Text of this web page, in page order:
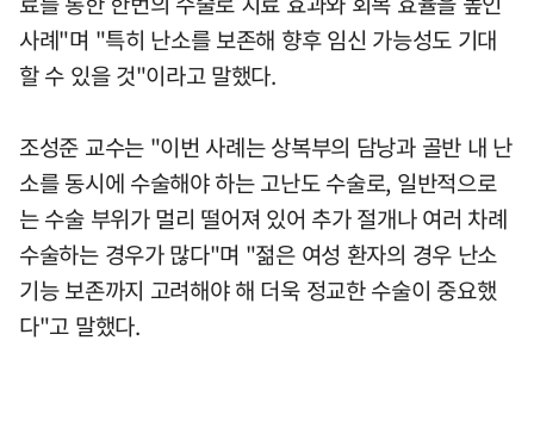
사례"며 "특히 난소를 보존해 향후 임신 가능성도 기대
할 수 있을 것"이라고 말했다.
조성준 교수는 "이번 사례는 상복부의 담낭과 골반 내 난
소를 동시에 수술해야 하는 고난도 수술로, 일반적으로
는 수술 부위가 멀리 떨어져 있어 추가 절개나 여러 차례
수술하는 경우가 많다"며 "젊은 여성 환자의 경우 난소
기능 보존까지 고려해야 해 더욱 정교한 수술이 중요했
다"고 말했다.